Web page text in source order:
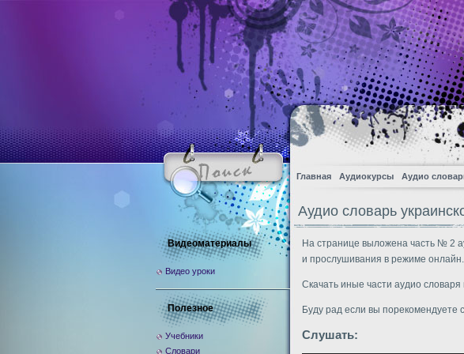
Главная Аудиокурсы Аудио
Аудио словарь
На странице выложена часть № 2
и прослушивания в режиме
Скачать иные части аудио
Буду рад если вы порекомендуете
Слушать:
Видеоматериалы
Видео уроки
Полезное
Учебники
Словари